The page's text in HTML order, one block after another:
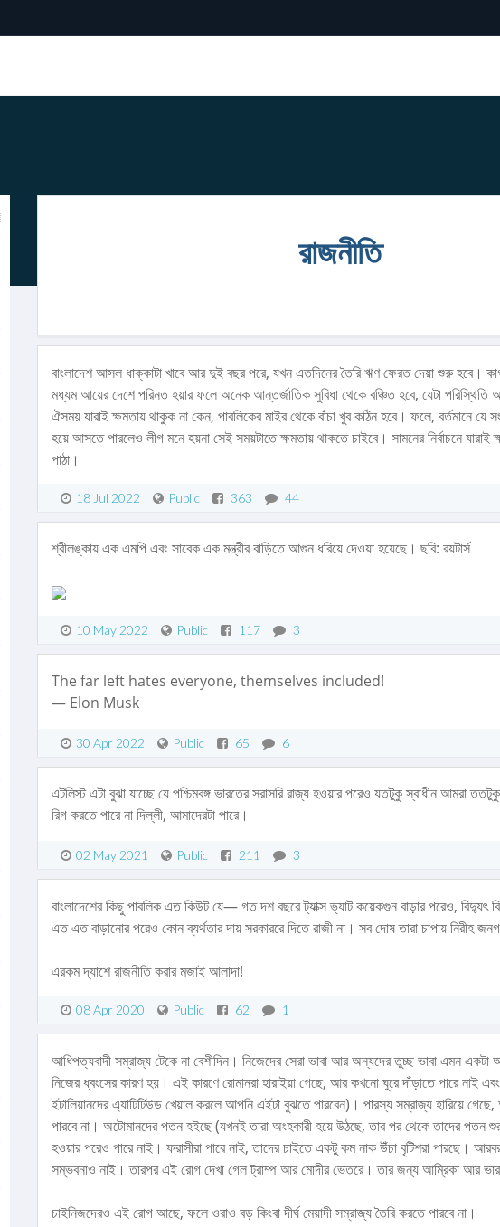
রাজনীতি
বাংলাদেশ আসল ধাক্কাটা খাবে আর দুই বছর পরে, যখন এতদিনের তৈরি ঋণ ফেরত দেয়া শুরু হবে।
মধ্যম আয়ের দেশে পরিনত হয়ার ফলে অনেক আন্তর্জাতিক সুবিধা থেকে বঞ্চিত হবে, যেটা পরিস্থিতি
ঐসময় যারাই ক্ষমতায় থাকুক না কেন, পাবলিকের মাইর থেকে বাঁচা খুব কঠিন হবে। ফলে, বর্তমানে যে
হয়ে আসতে পারলেও লীগ মনে হয়না সেই সময়টাতে ক্ষমতায় থাকতে চাইবে। সামনের নির্বাচনে যারাই
পাঠা।
18 Jul 2022 Public 363 44
শ্রীলঙ্কায় এক এমপি এবং সাবেক এক মন্ত্রীর বাড়িতে আগুন ধরিয়ে দেওয়া হয়েছে। ছবি: রয়টার্স
10 May 2022 Public 117 3
The far left hates everyone, themselves included!
— Elon Musk
30 Apr 2022 Public 65 6
এটলিস্ট এটা বুঝা যাচ্ছে যে পশ্চিমবঙ্গ ভারতের সরাসরি রাজ্য হওয়ার পরেও যতটুকু স্বাধীন আমরা ততটুকু
রিগ করতে পারে না দিল্লী, আমাদেরটা পারে।
02 May 2021 Public 211 3
বাংলাদেশের কিছু পাবলিক এত কিউট যে⁠— গত দশ বছরে ট্যাক্স ভ্যাট কয়েকগুন বাড়ার পরেও,
এত এত বাড়ানোর পরেও কোন ব্যর্থতার দায় সরকাররে দিতে রাজী না। সব দোষ তারা চাপায় নিরীহ
এরকম দ্যাশে রাজনীতি করার মজাই আলাদা!
08 Apr 2020 Public 62 1
আধিপত্যবাদী সম্রাজ্য টেকে না বেশীদিন। নিজেদের সেরা ভাবা আর অন্যদের তুচ্ছ ভাবা এমন একটা
নিজের ধ্বংসের কারণ হয়। এই কারণে রোমানরা হারাইয়া গেছে, আর কখনো ঘুরে দাঁড়াতে পারে নাই
ইটালিয়ানদের এ্যাটিটিউড খেয়াল করলে আপনি এইটা বুঝতে পারবেন)। পারস্য সম্রাজ্য হারিয়ে
পারবে না। অটোমানদের পতন হইছে (যখনই তারা অংহকারী হয়ে উঠছে, তার পর থেকে তাদের পতন
হওয়ার পরেও পারে নাই। ফরাসীরা পারে নাই, তাদের চাইতে একটু কম নাক উঁচা বৃটিশরা পারছে।
সম্ভবনাও নাই। তারপর এই রোগ দেখা গেল ট্রাম্প আর মোদীর ভেতরে। তার জন্য আম্রিকা আর
চাইনিজদেরও এই রোগ আছে, ফলে ওরাও বড় কিংবা দীর্ঘ মেয়াদী সম্রাজ্য তৈরি করতে পারবে না।